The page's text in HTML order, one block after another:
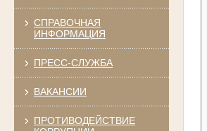
СПРАВОЧНАЯ
ИНФОРМАЦИЯ
ПРЕСС-СЛУЖБА
ВАКАНСИИ
ПРОТИВОДЕЙСТВИЕ